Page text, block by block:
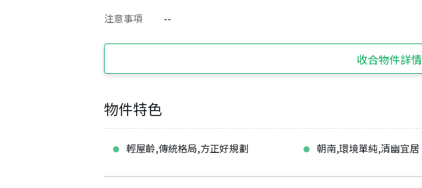
注意事項
--
收合物件詳情
物件特色
輕屋齡,傳統格局,方正好規劃 朝南,環境單純,清幽宜居